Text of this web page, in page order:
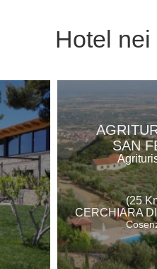
Hotel nei
SAN
(25
CERCHIARA